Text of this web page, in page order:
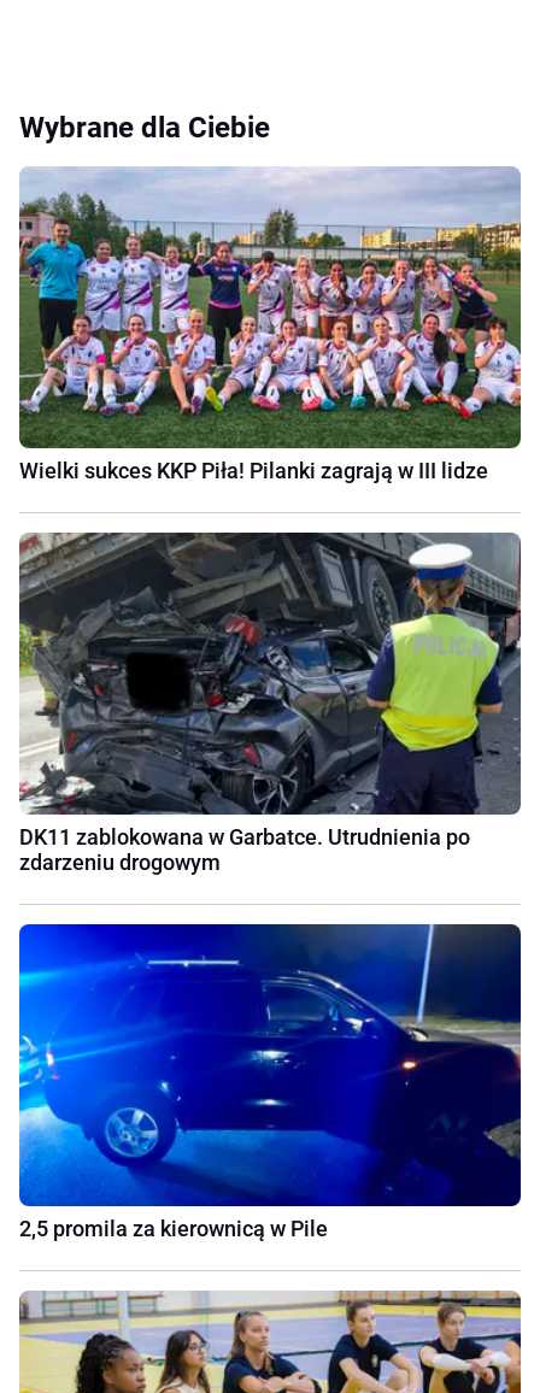
Wybrane dla Ciebie
Wielki sukces KKP Piła! Pilanki zagrają w III lidze
DK11 zablokowana w Garbatce. Utrudnienia po
zdarzeniu drogowym
2,5 promila za kierownicą w Pile